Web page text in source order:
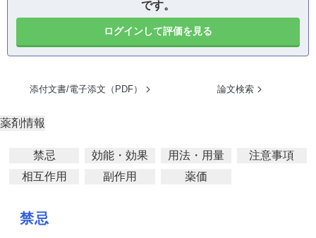
です。
ログインして評価を見る
添付文書/電子添文（PDF） 論文検索
薬剤情報
禁忌 効能・効果 用法・用量
注意事項
相互作用
副作用 薬価
禁忌